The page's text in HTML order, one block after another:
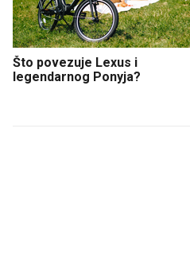
Što povezuje Lexus i
legendarnog Ponyja?